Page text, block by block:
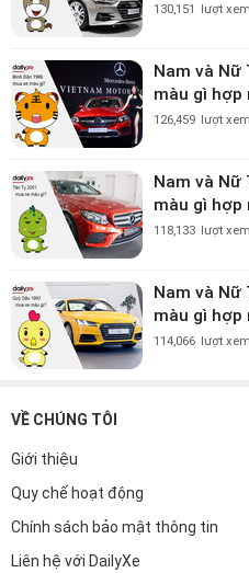
130,151 lượt xem
Nam và Nữ
màu gì hợp
126,459 lượt xem
Nam và Nữ
màu gì hợp
118,133 lượt xem
Nam và Nữ
màu gì hợp
114,066 lượt xem
VỀ CHÚNG TÔI
Giới thiệu
Quy chế hoạt động
Chính sách bảo mật thông tin
Liên hệ với DailyXe